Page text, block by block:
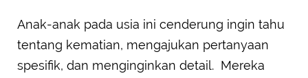
Anak-anak pada usia ini cenderung ingin tahu
tentang kematian, mengajukan pertanyaan
spesifik, dan menginginkan detail. Mereka